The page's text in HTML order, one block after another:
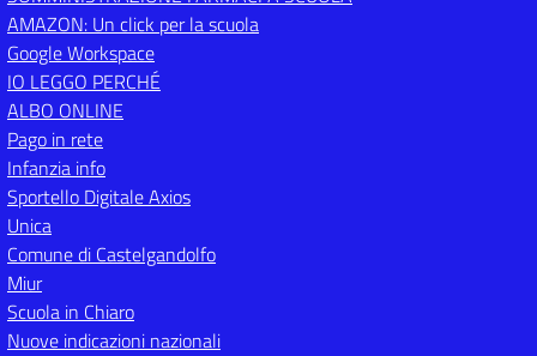
AMAZON: Un click per la scuola
Google Workspace
IO LEGGO PERCHÉ
ALBO ONLINE
Pago in rete
Infanzia info
Sportello Digitale Axios
Unica
Comune di Castelgandolfo
Miur
Scuola in Chiaro
Nuove indicazioni nazionali